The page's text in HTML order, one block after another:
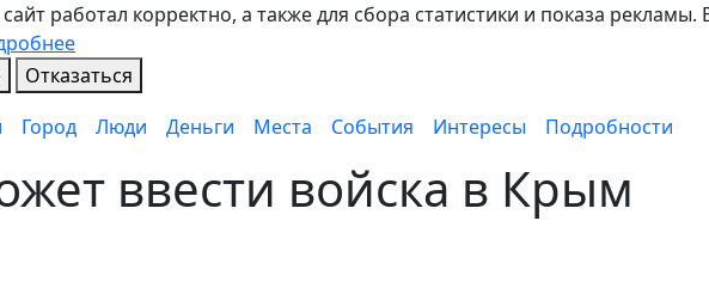
работал корректно, а также для сбора статистики и показа
Отказаться
Город Люди Деньги Места События Интересы Подробности
ввести войска в Крым